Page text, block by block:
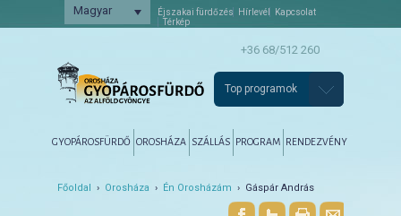
Magyar Éjszakai fürdőzés Hírlevél
Kapcsolat
Térkép
+36 68/512 260
Top programok
Tovább az elsődleges tartalomra
Tovább a másodlagos tartalomra
GYOPÁROSFÜRDŐ OROSHÁZA SZÁLLÁS PROGRAM RENDEZVÉNY
Főoldal › Orosháza › Én Orosházám › Gáspár András